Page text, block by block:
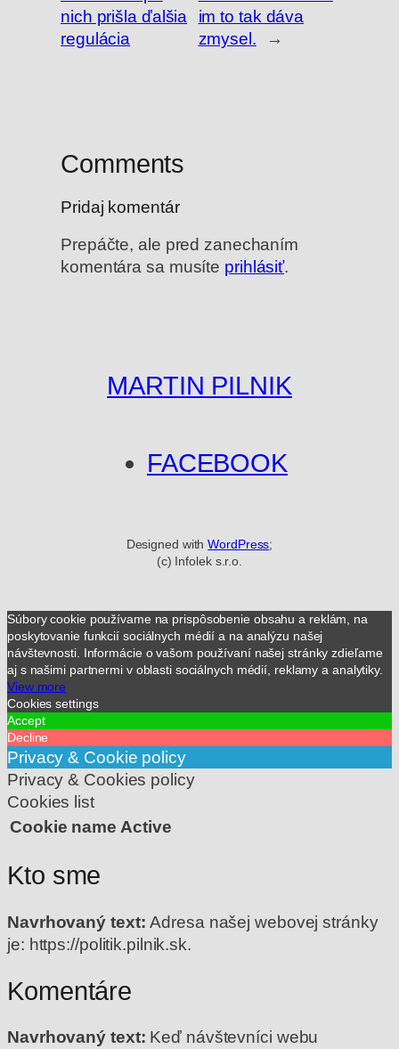
nich prišla ďalšia
regulácia
im to tak dáva
zmysel.
→
Comments
Pridaj komentár
Prepáčte, ale pred zanechaním
komentára sa musíte prihlásiť.
MARTIN PILNIK
FACEBOOK
Designed withWordPress;
(c) Infolek s.r.o.
Súbory cookie používame na prispôsobenie obsahu a reklám, na
poskytovanie funkcií sociálnych médií a na analýzu našej
návštevnosti. Informácie o vašom používaní našej stránky zdieľame
aj s našimi partnermi v oblasti sociálnych médií, reklamy a analytiky.
View more
Cookies settings
Accept
Decline
Privacy & Cookie policy
Privacy & Cookies policy
Cookies list
Cookie name Active
Kto sme
Navrhovaný text:Adresa našej webovej stránky
je: https://politik.pilnik.sk.
Komentáre
Navrhovaný text: Keď návštevníci webu